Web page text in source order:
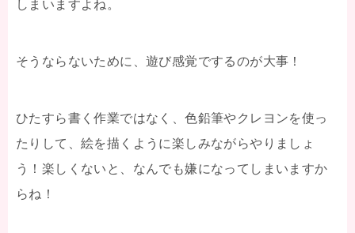
しまいますよね。
そうならないために、遊び感覚でするのが大事！
ひたすら書く作業ではなく、色鉛筆やクレヨンを使っ
たりして、絵を描くように楽しみながらやりましょ
う！楽しくないと、なんでも嫌になってしまいますか
らね！